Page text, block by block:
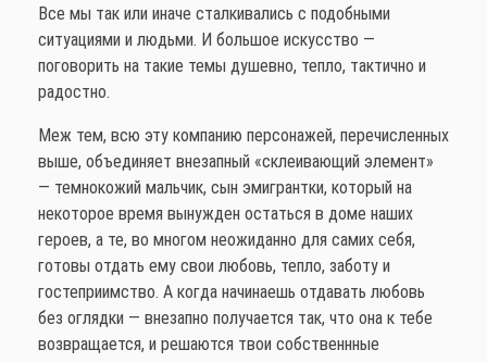
Все мы так или иначе сталкивались с подобными
ситуациями и людьми. И большое искусство —
поговорить на такие темы душевно, тепло, тактично и
радостно.
Меж тем, всю эту компанию персонажей, перечисленных
выше, объединяет внезапный «склеивающий элемент»
— темнокожий мальчик, сын эмигрантки, который на
некоторое время вынужден остаться в доме наших
героев, а те, во многом неожиданно для самих себя,
готовы отдать ему свои любовь, тепло, заботу и
гостеприимство. А когда начинаешь отдавать любовь
без оглядки — внезапно получается так, что она к тебе
возвращается, и решаются твои собственнные